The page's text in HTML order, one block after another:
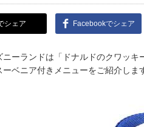
シェア Facebookでシェア
ニーランドは「ドナルドのクワッ
ベニア付きメニューをご紹介しま